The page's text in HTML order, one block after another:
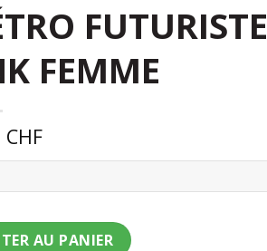
FUTURISTE
FEMME
CHF
rétro futuriste steampunk femme
AU PANIER